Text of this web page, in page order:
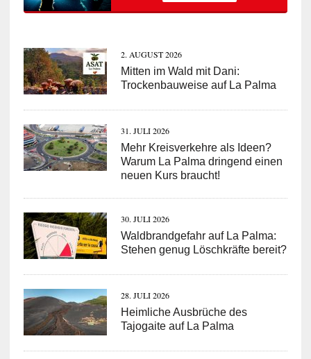
2. AUGUST 2026
Mitten im Wald mit Dani:
Trockenbauweise auf La Palma
31. JULI 2026
Mehr Kreisverkehre als Ideen?
Warum La Palma dringend einen
neuen Kurs braucht!
30. JULI 2026
Waldbrandgefahr auf La Palma:
Stehen genug Löschkräfte bereit?
28. JULI 2026
Heimliche Ausbrüche des
Tajogaite auf La Palma